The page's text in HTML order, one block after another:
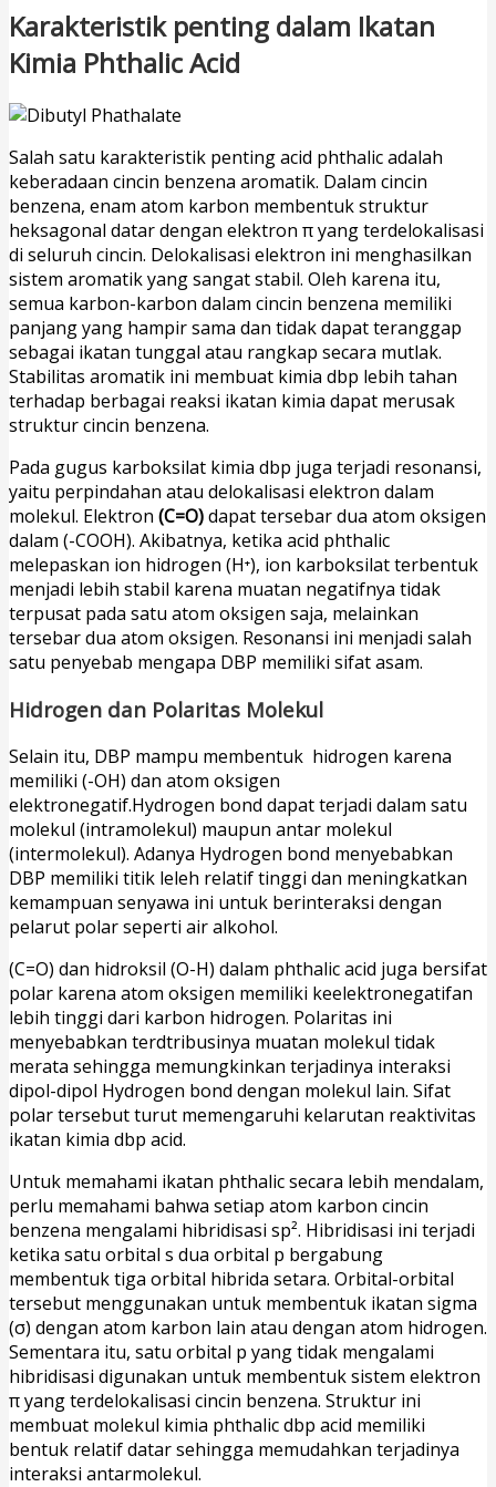
Karakteristik penting dalam Ikatan
Kimia Phthalic Acid
Salah satu karakteristik penting acid phthalic adalah
keberadaan cincin benzena aromatik. Dalam cincin
benzena, enam atom karbon membentuk struktur
heksagonal datar dengan elektron π yang terdelokalisasi
di seluruh cincin. Delokalisasi elektron ini menghasilkan
sistem aromatik yang sangat stabil. Oleh karena itu,
semua karbon-karbon dalam cincin benzena memiliki
panjang yang hampir sama dan tidak dapat teranggap
sebagai ikatan tunggal atau rangkap secara mutlak.
Stabilitas aromatik ini membuat kimia dbp lebih tahan
terhadap berbagai reaksi ikatan kimia dapat merusak
struktur cincin benzena.
Pada gugus karboksilat kimia dbp juga terjadi resonansi,
yaitu perpindahan atau delokalisasi elektron dalam
molekul. Elektron (C=O)dapat tersebar dua atom oksigen
dalam (-COOH). Akibatnya, ketika acid phthalic
melepaskan ion hidrogen (H⁺), ion karboksilat terbentuk
menjadi lebih stabil karena muatan negatifnya tidak
terpusat pada satu atom oksigen saja, melainkan
tersebar dua atom oksigen. Resonansi ini menjadi salah
satu penyebab mengapa DBP memiliki sifat asam.
Hidrogen dan Polaritas Molekul
Selain itu, DBP mampu membentuk hidrogen karena
memiliki (-OH) dan atom oksigen
elektronegatif.Hydrogen bond dapat terjadi dalam satu
molekul (intramolekul) maupun antar molekul
(intermolekul). Adanya Hydrogen bond menyebabkan
DBP memiliki titik leleh relatif tinggi dan meningkatkan
kemampuan senyawa ini untuk berinteraksi dengan
pelarut polar seperti air alkohol.
(C=O) dan hidroksil (O-H) dalam phthalic acid juga bersifat
polar karena atom oksigen memiliki keelektronegatifan
lebih tinggi dari karbon hidrogen. Polaritas ini
menyebabkan terdtribusinya muatan molekul tidak
merata sehingga memungkinkan terjadinya interaksi
dipol-dipol Hydrogen bond dengan molekul lain. Sifat
polar tersebut turut memengaruhi kelarutan reaktivitas
ikatan kimia dbp acid.
Untuk memahami ikatan phthalic secara lebih mendalam,
perlu memahami bahwa setiap atom karbon cincin
benzena mengalami hibridisasi sp². Hibridisasi ini terjadi
ketika satu orbital s dua orbital p bergabung
membentuk tiga orbital hibrida setara. Orbital-orbital
tersebut menggunakan untuk membentuk ikatan sigma
(σ) dengan atom karbon lain atau dengan atom hidrogen.
Sementara itu, satu orbital p yang tidak mengalami
hibridisasi digunakan untuk membentuk sistem elektron
π yang terdelokalisasi cincin benzena. Struktur ini
membuat molekul kimia phthalic dbp acid memiliki
bentuk relatif datar sehingga memudahkan terjadinya
interaksi antarmolekul.